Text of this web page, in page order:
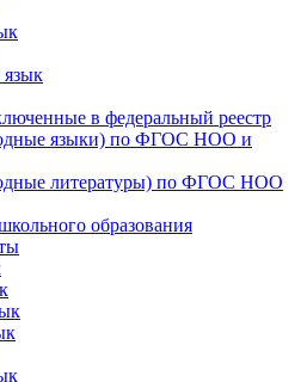
язык
в федеральный реестр
языки) по ФГОС НОО и
литературы) по ФГОС НОО
образования